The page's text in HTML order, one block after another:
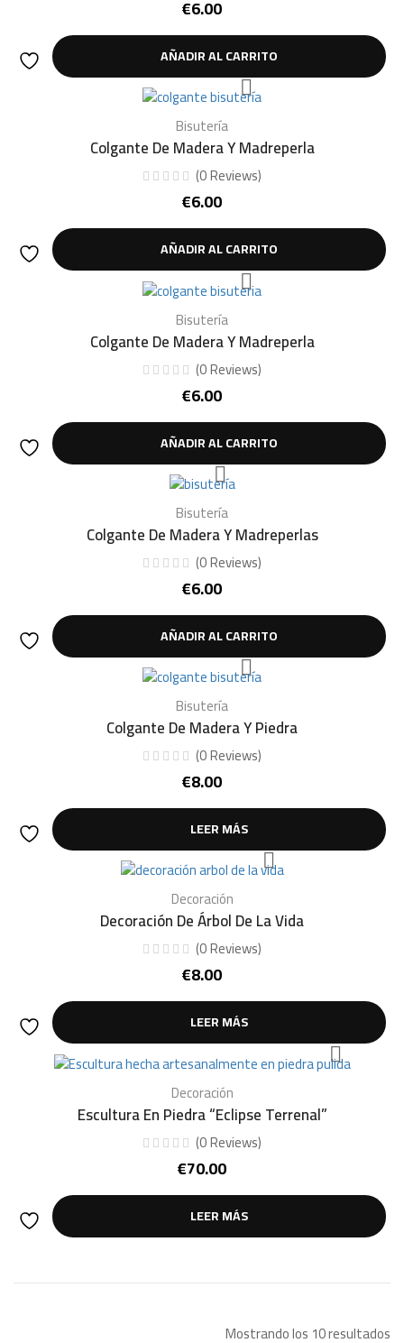
€6.00
AÑADIR AL CARRITO
Bisutería
Colgante De Madera Y Madreperla
(0Reviews)
€6.00
AÑADIR AL CARRITO
Bisutería
Colgante De Madera Y Madreperla
(0Reviews)
€6.00
AÑADIR AL CARRITO
Bisutería
Colgante De Madera Y Madreperlas
(0Reviews)
€6.00
AÑADIR AL CARRITO
Bisutería
Colgante De Madera Y Piedra
(0Reviews)
€8.00
LEER MÁS
Decoración
Decoración De Árbol De La Vida
(0Reviews)
€8.00
LEER MÁS
Decoración
Escultura En Piedra “Eclipse Terrenal”
(0Reviews)
€70.00
LEER MÁS
Mostrando los 10 resultados